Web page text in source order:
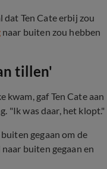
dat Ten Cate erbij zou
naar buiten zou hebben
tillen'
kwam, gaf Ten Cate aan
"Ik was daar, het klopt."
gegaan om de
buiten gegaan en